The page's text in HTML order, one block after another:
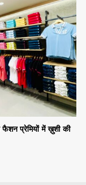
प्रेमियों में ख़ुशी की